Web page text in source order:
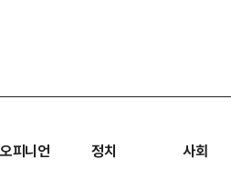
오피니언 정치 사회